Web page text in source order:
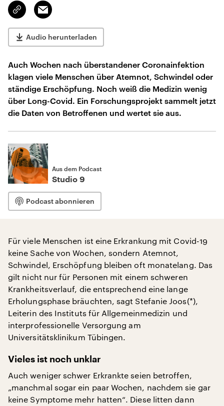
Link
kopieren/teilen
Email
Audio herunterladen
Auch Wochen nach überstandener Coronainfektion
klagen viele Menschen über Atemnot, Schwindel oder
ständige Erschöpfung. Noch weiß die Medizin wenig
über Long-Covid. Ein Forschungsprojekt sammelt jetzt
die Daten von Betroffenen und wertet sie aus.
Aus dem Podcast
Studio 9
Podcast abonnieren
Für viele Menschen ist eine Erkrankung mit Covid-19
keine Sache von Wochen, sondern Atemnot,
Schwindel, Erschöpfung bleiben oft monatelang. Das
gilt nicht nur für Personen mit einem schweren
Krankheitsverlauf, die entsprechend eine lange
Erholungsphase bräuchten, sagt Stefanie Joos(*),
Leiterin des Instituts für Allgemeinmedizin und
interprofessionelle Versorgung am
Universitätsklinikum Tübingen.
Vieles ist noch unklar
Auch weniger schwer Erkrankte seien betroffen,
„manchmal sogar ein paar Wochen, nachdem sie gar
keine Symptome mehr hatten“. Diese litten dann